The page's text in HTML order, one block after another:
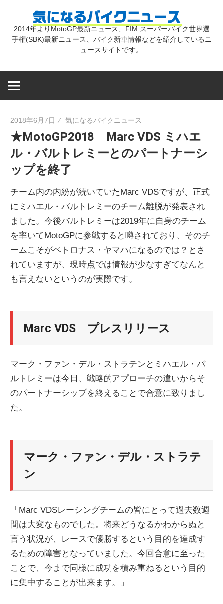
気
バ
ク
ニ
ュ
2014年よりMotoGP最新ニュース、FIM スーパーバイク世界選
手権(SBK)最新ニュース、バイク新車情報などを紹介しているニ
ュースサイトです。
2018年6月7日 気になるバイクニュース
★MotoGP2018 Marc VDS ミハエ
ル・バルトレミーとのパートナーシ
ップを終了
チーム内の内紛が続いていたMarc VDSですが、正式
にミハエル・バルトレミーのチーム離脱が発表され
ました。今後バルトレミーは2019年に自身のチーム
を率いてMotoGPに参戦すると噂されており、そのチ
ームこそがペトロナス・ヤマハになるのでは？とさ
れていますが、現時点では情報が少なすぎてなんと
も言えないというのが実際です。
Marc VDS プレスリリース
マーク・ファン・デル・ストラテンとミハエル・バ
ルトレミーは今日、戦略的アプローチの違いからそ
のパートナーシップを終えることで合意に致りまし
た。
マーク・ファン・デル・ストラテ
ン
「Marc VDSレーシングチームの皆にとって過去数週
間は大変なものでした。将来どうなるかわからぬと
言う状況が、レースで優勝するという目的を達成す
るための障害となっていました。今回合意に至った
ことで、今まで同様に成功を積み重ねるという目的
に集中することが出来ます。」